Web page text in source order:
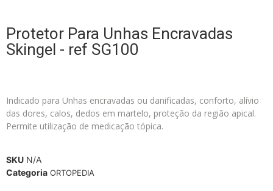
Protetor Para Unhas Encravadas
Skingel - ref SG100
Indicado para Unhas encravadas ou danificadas, conforto, alívio
das dores, calos, dedos em martelo, proteção da região apical.
Permite utilização de medicação tópica.
SKU N/A
Categoria ORTOPEDIA